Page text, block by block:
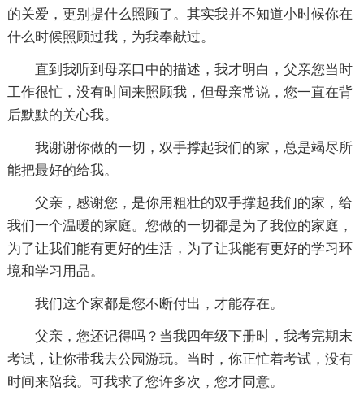
的关爱，更别提什么照顾了。其实我并不知道小时候你在
什么时候照顾过我，为我奉献过。
直到我听到母亲口中的描述，我才明白，父亲您当时
工作很忙，没有时间来照顾我，但母亲常说，您一直在背
后默默的关心我。
我谢谢你做的一切，双手撑起我们的家，总是竭尽所
能把最好的给我。
父亲，感谢您，是你用粗壮的双手撑起我们的家，给
我们一个温暖的家庭。您做的一切都是为了我位的家庭，
为了让我们能有更好的生活，为了让我能有更好的学习环
境和学习用品。
我们这个家都是您不断付出，才能存在。
父亲，您还记得吗？当我四年级下册时，我考完期末
考试，让你带我去公园游玩。当时，你正忙着考试，没有
时间来陪我。可我求了您许多次，您才同意。